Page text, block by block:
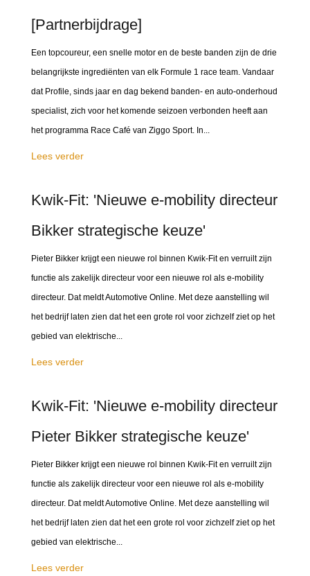
[Partnerbijdrage]
Een topcoureur, een snelle motor en de beste banden zijn de drie
belangrijkste ingrediënten van elk Formule 1 race team. Vandaar
dat Profile, sinds jaar en dag bekend banden- en auto-onderhoud
specialist, zich voor het komende seizoen verbonden heeft aan
het programma Race Café van Ziggo Sport. In...
Lees verder
Kwik-Fit: 'Nieuwe e-mobility directeur
Bikker strategische keuze'
Pieter Bikker krijgt een nieuwe rol binnen Kwik-Fit en verruilt zijn
functie als zakelijk directeur voor een nieuwe rol als e-mobility
directeur. Dat meldt Automotive Online. Met deze aanstelling wil
het bedrijf laten zien dat het een grote rol voor zichzelf ziet op het
gebied van elektrische...
Lees verder
Kwik-Fit: 'Nieuwe e-mobility directeur
Pieter Bikker strategische keuze'
Pieter Bikker krijgt een nieuwe rol binnen Kwik-Fit en verruilt zijn
functie als zakelijk directeur voor een nieuwe rol als e-mobility
directeur. Dat meldt Automotive Online. Met deze aanstelling wil
het bedrijf laten zien dat het een grote rol voor zichzelf ziet op het
gebied van elektrische...
Lees verder